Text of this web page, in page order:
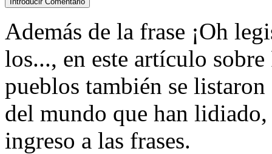
Además de la frase ¡Oh
los..., en este artículo
pueblos también se
del mundo que han
ingreso a las frases.